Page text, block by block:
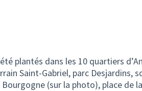
plantés dans les 10 quartiers
Saint-Gabriel, parc Desjardins,
(sur la photo), place de